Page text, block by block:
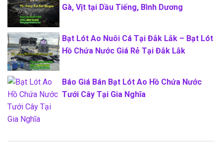
Gà, Vịt tại Dầu Tiếng, Bình Dương
Bạt Lót Ao Nuôi Cá Tại Đắk Lắk – Bạt Lót
Hồ Chứa Nước Giá Rẻ Tại Đắk Lắk
Báo Giá Bán Bạt Lót Ao Hồ Chứa Nước
Tưới Cây Tại Gia Nghĩa